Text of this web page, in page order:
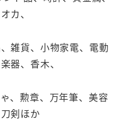
カ、
雑貨、小物家電、電動
器、香木、
、勲章、万年筆、美容
剣ほか